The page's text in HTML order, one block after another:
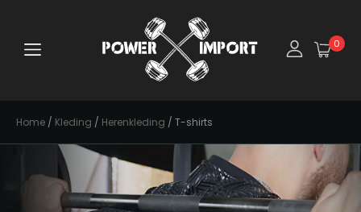
0
Home / Kleding / Herenkleding / T-shirts